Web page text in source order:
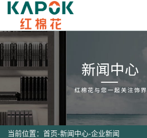
当前位置： 首页-新闻中心-企业新闻